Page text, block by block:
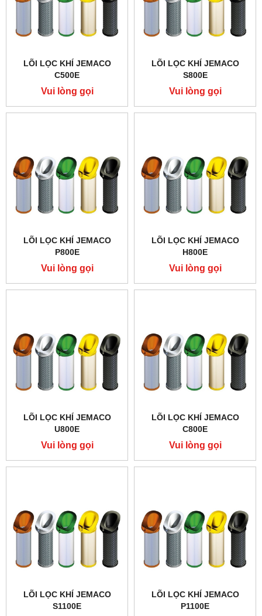
LÕI LỌC KHÍ JEMACO
C500E
Vui lòng gọi
LÕI LỌC KHÍ JEMACO
S800E
Vui lòng gọi
LÕI LỌC KHÍ JEMACO
P800E
Vui lòng gọi
LÕI LỌC KHÍ JEMACO
H800E
Vui lòng gọi
LÕI LỌC KHÍ JEMACO
U800E
Vui lòng gọi
LÕI LỌC KHÍ JEMACO
C800E
Vui lòng gọi
LÕI LỌC KHÍ JEMACO
S1100E
LÕI LỌC KHÍ JEMACO
P1100E